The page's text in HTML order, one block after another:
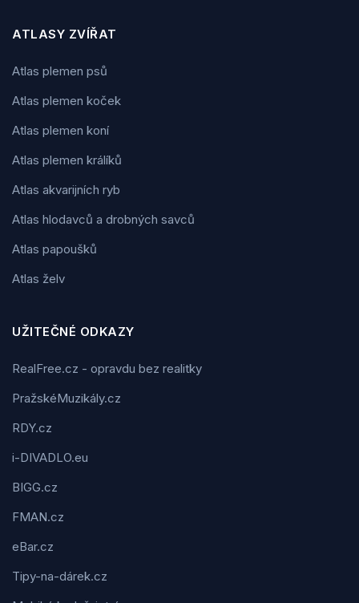
ATLASY ZVÍŘAT
Atlas plemen psů
Atlas plemen koček
Atlas plemen koní
Atlas plemen králíků
Atlas akvarijních ryb
Atlas hlodavců a drobných savců
Atlas papoušků
Atlas želv
UŽITEČNÉ ODKAZY
RealFree.cz - opravdu bez realitky
PražskéMuzikály.cz
RDY.cz
i-DIVADLO.eu
BIGG.cz
FMAN.cz
eBar.cz
Tipy-na-dárek.cz